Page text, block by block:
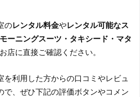
のレンタル料金やレンタル可能なス
ーニングスーツ・タキシード・マタ
店に直接ご確認ください。
を利用した方からの口コミやレビュ
で、ぜひ下記の評価ボタンやコメン